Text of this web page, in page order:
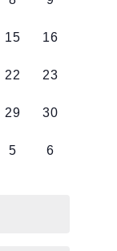
0
15
0
16
0
22
0
23
0
29
0
30
0
5
0
6